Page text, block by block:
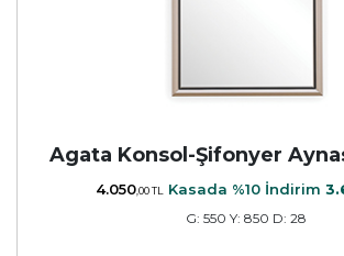
Agata Konsol-Şifonyer
4.050,00 TL Kasada %10 İndirim
G: 550 Y: 850 D: 28